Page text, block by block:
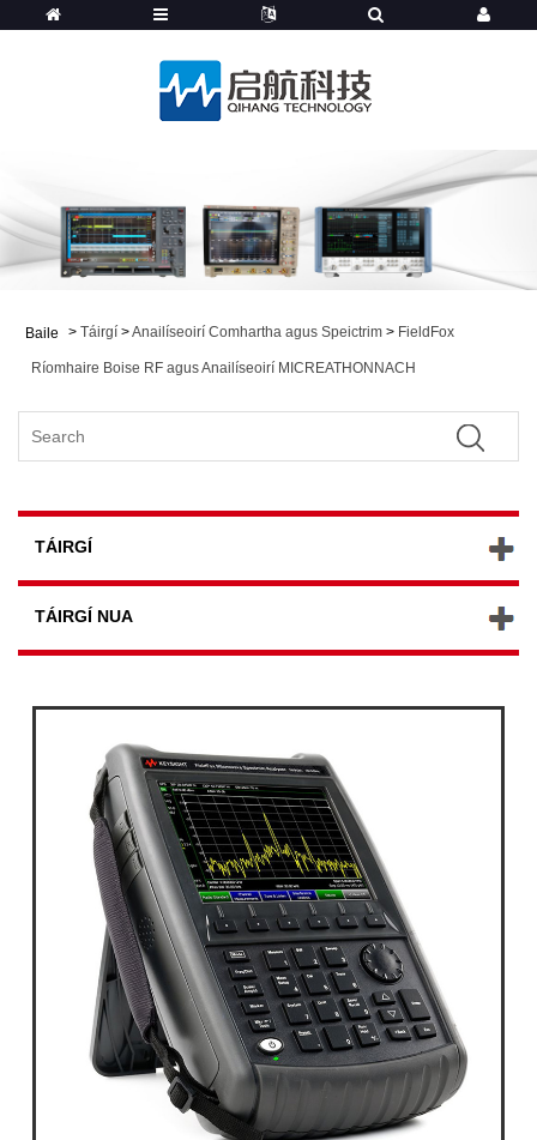
Baile > Táirgí >Anailíseoirí Comhartha agus Speictrim > FieldFox
Ríomhaire Boise RF agus Anailíseoirí MICREATHONNACH
TÁIRGÍ
TÁIRGÍ NUA